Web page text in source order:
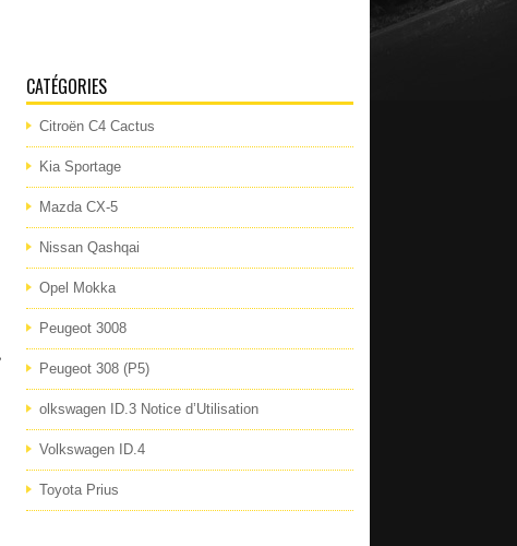
CATÉGORIES
Citroën C4 Cactus
Kia Sportage
Mazda CX-5
Nissan Qashqai
Opel Mokka
Peugeot 3008
Peugeot 308 (P5)
olkswagen ID.3 Notice d’Utilisation
Volkswagen ID.4
Toyota Prius